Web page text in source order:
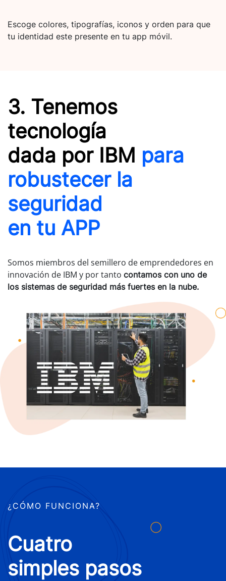
Escoge colores, tipografías, iconos y orden para que
tu identidad este presente en tu app móvil.
3. Tenemos
tecnología
dada por IBM para
robustecer la
seguridad
en tu APP
Somos miembros del semillero de emprendedores en
innovación de IBM y por tanto contamos con uno de
los sistemas de seguridad más fuertes en la nube.
¿CÓMO FUNCIONA?
Cuatro
simples pasos